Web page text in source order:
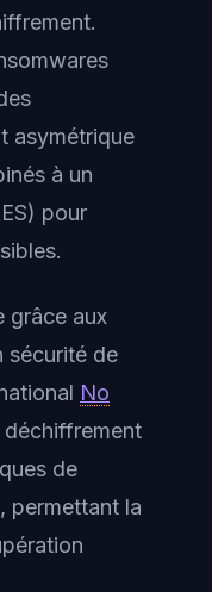
asymétrique
à un
pour
grâce aux
sécurité de
No
déchiffrement
de
permettant la